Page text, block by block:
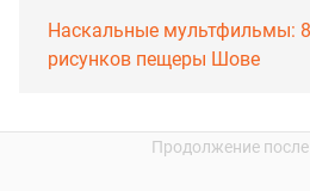
Наскальные мультфильмы:
рисунков пещеры Шове